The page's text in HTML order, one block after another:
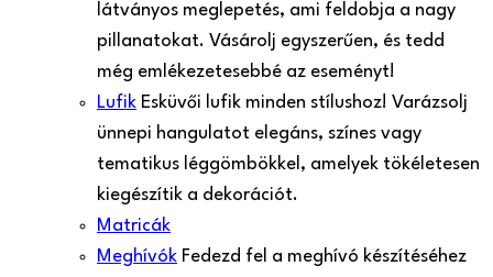
látványos meglepetés, ami feldobja a nagy
pillanatokat. Vásárolj egyszerűen, és tedd
még emlékezetesebbé az eseményt!
Lufik Esküvői lufik minden stílushoz! Varázsolj
ünnepi hangulatot elegáns, színes vagy
tematikus léggömbökkel, amelyek tökéletesen
kiegészítik a dekorációt.
Matricák
Meghívók Fedezd fel a meghívó készítéséhez